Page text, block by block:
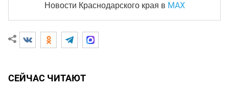
Новости Краснодарского края в MAX
СЕЙЧАС ЧИТАЮТ